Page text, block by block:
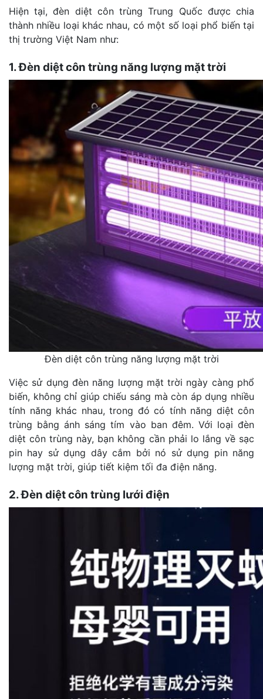
Hiện tại, đèn diệt côn trùng Trung Quốc được chia
thành nhiều loại khác nhau, có một số loại phổ biến tại
thị trường Việt Nam như:
1. Đèn diệt côn trùng năng lượng mặt trời
Đèn diệt côn trùng năng lượng mặt trời
Việc sử dụng đèn năng lượng mặt trời ngày càng phổ
biến, không chỉ giúp chiếu sáng mà còn áp dụng nhiều
tính năng khác nhau, trong đó có tính năng diệt côn
trùng bằng ánh sáng tím vào ban đêm. Với loại đèn
diệt côn trùng này, bạn không cần phải lo lắng về sạc
pin hay sử dụng dây cắm bởi nó sử dụng pin năng
lượng mặt trời, giúp tiết kiệm tối đa điện năng.
2. Đèn diệt côn trùng lưới điện